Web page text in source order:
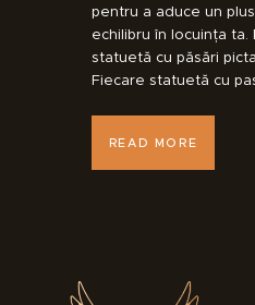
pentru a aduce un
echilibru în locuința
statuetă cu păsări
Fiecare statuetă cu
READ MORE